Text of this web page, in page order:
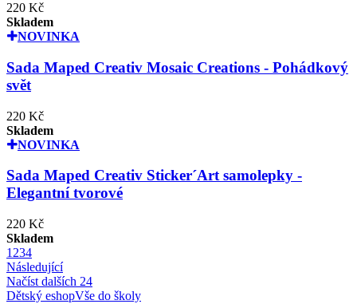
220 Kč
Skladem
NOVINKA
Sada Maped Creativ Mosaic Creations - Pohádkový
svět
220 Kč
Skladem
NOVINKA
Sada Maped Creativ Sticker´Art samolepky -
Elegantní tvorové
220 Kč
Skladem
1 234
Následující
Načíst dalších 24
Dětský eshopVše do školy